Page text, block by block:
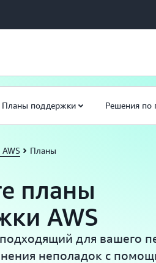
Планы поддержки Решения по
Планы
планы
AWS
для вашего
неполадок с